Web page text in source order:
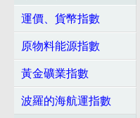
運價、貨幣指數
原物料能源指數
黃金礦業指數
波羅的海航運指數